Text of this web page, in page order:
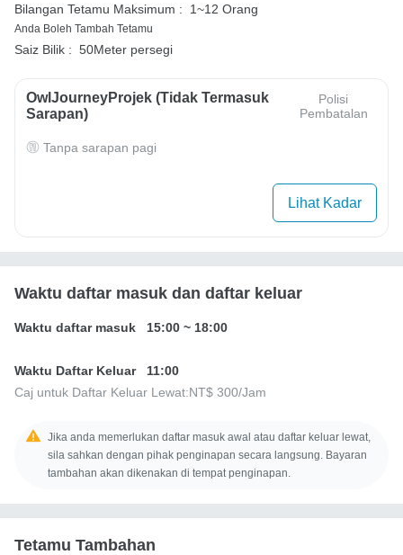
Bilangan Tetamu Maksimum : 1~12 Orang
Anda Boleh Tambah Tetamu
Saiz Bilik : 50Meter persegi
OwlJourneyProjek (Tidak Termasuk
Sarapan)
Polisi
Pembatalan
Tanpa sarapan pagi
Lihat Kadar
Waktu daftar masuk dan daftar keluar
Waktu daftar masuk 15:00 ~ 18:00
Waktu Daftar Keluar
11:00
Caj untuk Daftar Keluar Lewat:NT$ 300/Jam
Jika anda memerlukan daftar masuk awal atau daftar keluar lewat,
sila sahkan dengan pihak penginapan secara langsung. Bayaran
tambahan akan dikenakan di tempat penginapan.
Tetamu Tambahan